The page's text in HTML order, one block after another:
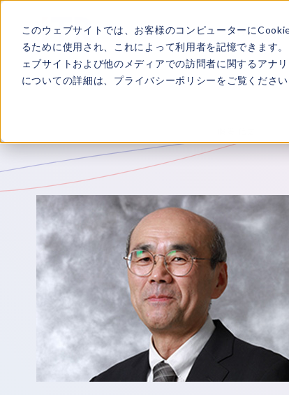
このウェブサイトでは、お客様のコンピューターに
るために使用され、これによって利用者を記憶できます
ェブサイトおよび他のメディアでの訪問者に関するアナ
についての詳細は、 プライバシーポリシーをご覧ください
ITRについて